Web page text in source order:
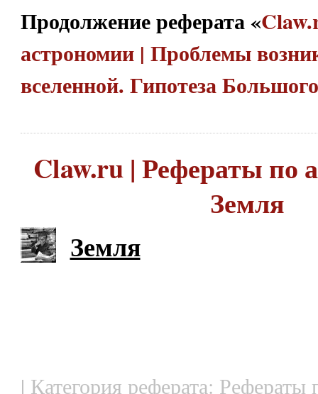
Продолжение реферата «
астрономии | Проблемы
вселенной. Гипотеза
Claw.ru | Рефераты по
Земля
Земля
| Категория реферата: Рефераты